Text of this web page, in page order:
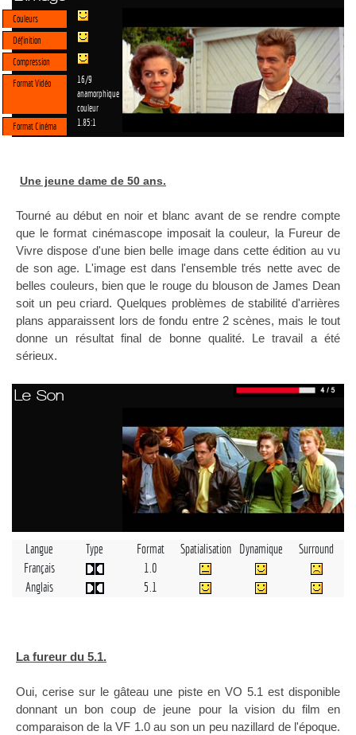
Couleurs
Définition
Compression
Format Vidéo
16/9
anamorphique
couleur
Format Cinéma
1.85:1
Une jeune dame de 50 ans.
Tourné au début en noir et blanc avant de se rendre compte
que le format cinémascope imposait la couleur, la Fureur de
Vivre dispose d'une bien belle image dans cette édition au vu
de son age. L'image est dans l'ensemble trés nette avec de
belles couleurs, bien que le rouge du blouson de James Dean
soit un peu criard. Quelques problèmes de stabilité d'arrières
plans apparaissent lors de fondu entre 2 scènes, mais le tout
donne un résultat final de bonne qualité. Le travail a été
sérieux.
Le Son
Langue Type Format Spatialisation Dynamique
Surround
Français
1.0
Anglais
5.1
La fureur du 5.1.
Oui, cerise sur le gâteau une piste en VO 5.1 est disponible
donnant un bon coup de jeune pour la vision du film en
comparaison de la VF 1.0 au son un peu nazillard de l'époque.